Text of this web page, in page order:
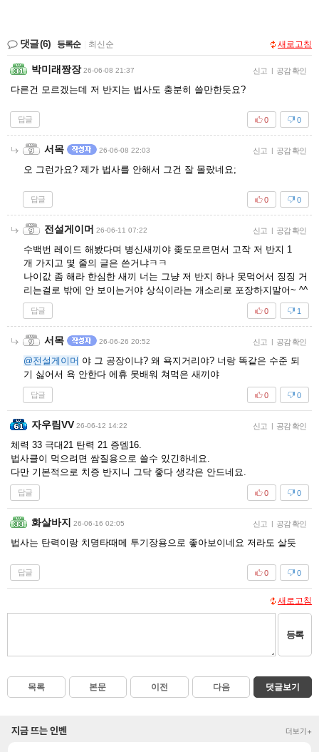
댓글(6) 등록순 최신순 새로고침
박미래짱장 26-06-08 21:37 신고 공감 확인
다른건 모르겠는데 저 반지는 법사도 충분히 쓸만한듯요?
답글 0
0
서목 26-06-08 22:03 신고 공감 확인
오 그런가요? 제가 법사를 안해서 그건 잘 몰랐네요;
답글 0
0
전설게이머 26-06-11 07:22 신고 공감 확인
수백번 레이드 해봤다며 병신새끼야 좆도모르면서 고작 저 반지 1
개 가지고 몇 줄의 글은 쓴거냐ㅋㅋ
나이값 좀 해라 한심한 새끼 너는 그냥 저 반지 하나 못먹어서 징징 거
리는걸로 밖에 안 보이는거야 상식이라는 개소리로 포장하지말어~ ^^
답글 1
0
서목 26-06-26 20:52 신고 공감 확인
@전설게이머 야 그 공장이냐? 왜 욕지거리야? 너랑 똑같은 수준 되
기 싫어서 욕 안한다 에휴 못배워 쳐먹은 새끼야
답글 0
0
자우림VV 26-06-12 14:22 신고 공감 확인
체력 33 극대21 탄력 21 증뎀16.
법사클이 먹으려면 쌈질용으로 쓸수 있긴하네요.
다만 기본적으로 치증 반지니 그닥 좋다 생각은 안드네요.
답글 0
0
화살바지 26-06-16 02:05 신고 공감 확인
법사는 탄력이랑 치명타때메 투기장용으로 좋아보이네요 저라도 살듯
답글 0
0
새로고침
등록
목록 본문 이전 다음 댓글보기
지금 뜨는 인벤 더보기+